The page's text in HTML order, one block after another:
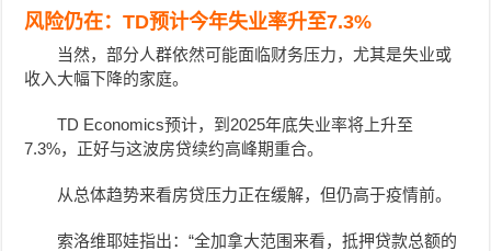
风险仍在：TD预计今年失业率升至7.3%
当然，部分人群依然可能面临财务压力，尤其是失业或
收入大幅下降的家庭。
TD Economics预计，到2025年底失业率将上升至
7.3%，正好与这波房贷续约高峰期重合。
从总体趋势来看房贷压力正在缓解，但仍高于疫情前。
索洛维耶娃指出：“全加拿大范围来看，抵押贷款总额的